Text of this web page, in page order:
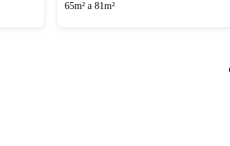
65m² a 81m²